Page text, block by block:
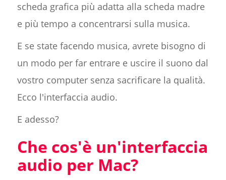
scheda grafica più adatta alla scheda madre
e più tempo a concentrarsi sulla musica.
E se state facendo musica, avrete bisogno di
un modo per far entrare e uscire il suono dal
vostro computer senza sacrificare la qualità.
Ecco l'interfaccia audio.
E adesso?
Che cos'è un'interfaccia
audio per Mac?